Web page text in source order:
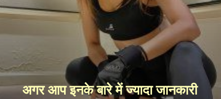
अगर आप इनके बारे में ज्यादा जानकारी